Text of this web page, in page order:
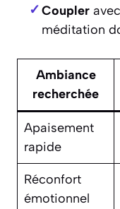
Coupler
méditation
Ambiance
recherchée
Apaisement
rapide
Réconfort
émotionnel